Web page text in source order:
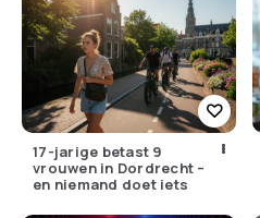
17-jarige betast 9
vrouwen in Dordrecht –
en niemand doet iets